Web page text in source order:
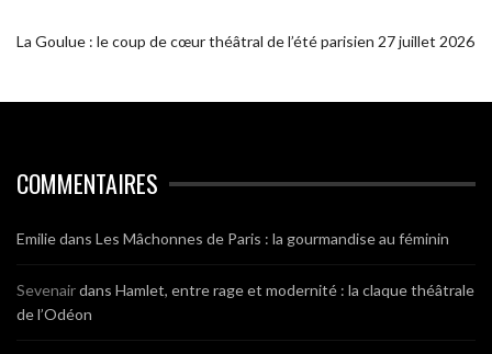
La Goulue : le coup de cœur théâtral de l’été parisien 27 juillet 2026
COMMENTAIRES
Emiliedans Les Mâchonnes de Paris : la gourmandise au féminin
Sevenairdans Hamlet, entre rage et modernité : la claque théâtrale
de l’Odéon